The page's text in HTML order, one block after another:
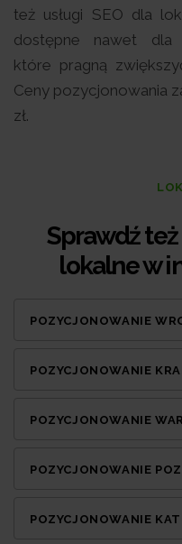
też usługi SEO dla
dostępne nawet dla
które pragną
Ceny pozycjonowania
zł.
Sprawdź
lokalne w
POZYCJONOWANIE
POZYCJONOWANIE
POZYCJONOWANIE
POZYCJONOWANIE
POZYCJONOWANIE